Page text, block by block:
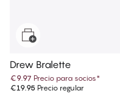
Drew Bralette
€9.97 Precio para socios*
€19.95 Precio regular